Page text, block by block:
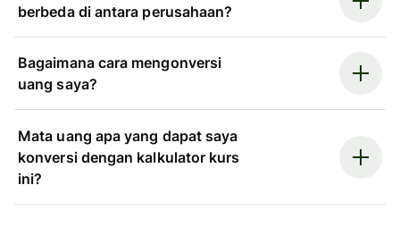
berbeda di antara perusahaan?
Bagaimana cara mengonversi
uang saya?
Mata uang apa yang dapat saya
konversi dengan kalkulator kurs
ini?